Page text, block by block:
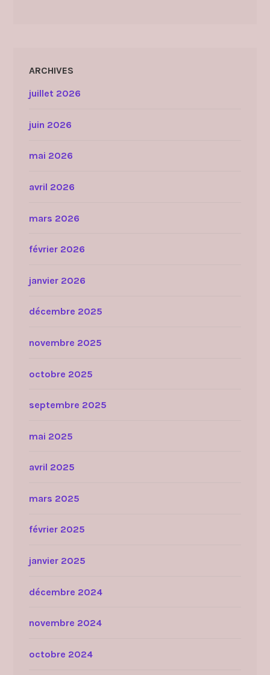
ARCHIVES
juillet 2026
juin 2026
mai 2026
avril 2026
mars 2026
février 2026
janvier 2026
décembre 2025
novembre 2025
octobre 2025
septembre 2025
mai 2025
avril 2025
mars 2025
février 2025
janvier 2025
décembre 2024
novembre 2024
octobre 2024